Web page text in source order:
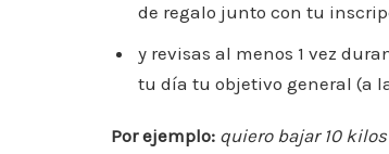
de regalo junto con tu
y revisas al menos 1 vez
tu día tu objetivo general (a
Por ejemplo: quiero bajar 10